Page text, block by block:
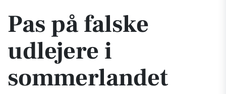
Pas på falske
udlejere i
sommerlandet